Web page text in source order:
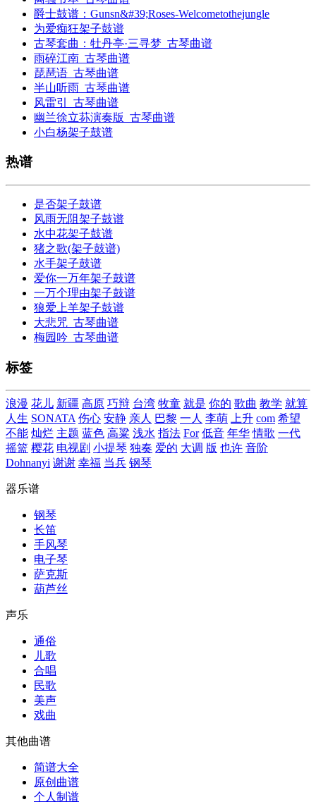
爵士鼓谱：Gunsn&#39;Roses-Welcometothejungle
为爱痴狂架子鼓谱
古琴套曲：牡丹亭·三寻梦_古琴曲谱
雨碎江南_古琴曲谱
琵琶语_古琴曲谱
半山听雨_古琴曲谱
风雷引_古琴曲谱
幽兰徐立荪演奏版_古琴曲谱
小白杨架子鼓谱
热谱
是否架子鼓谱
风雨无阻架子鼓谱
水中花架子鼓谱
猪之歌(架子鼓谱)
水手架子鼓谱
爱你一万年架子鼓谱
一万个理由架子鼓谱
狼爱上羊架子鼓谱
大悲咒_古琴曲谱
梅园吟_古琴曲谱
标签
浪漫 花儿 新疆 高原 巧辩 台湾 牧童 就是 你的 歌曲 教学 就算
人生 SONATA 伤心 安静 亲人 巴黎 一人 李萌 上升 com 希望
不能 灿烂 主题 蓝色 高粱 浅水 指法 For 低音 年华 情歌 一代
摇篮 樱花 电视剧 小提琴 独奏 爱的 大调 版 也许 音阶
Dohnanyi 谢谢 幸福 当兵 钢琴
器乐谱
钢琴
长笛
手风琴
电子琴
萨克斯
葫芦丝
声乐
通俗
儿歌
合唱
民歌
美声
戏曲
其他曲谱
简谱大全
原创曲谱
个人制谱